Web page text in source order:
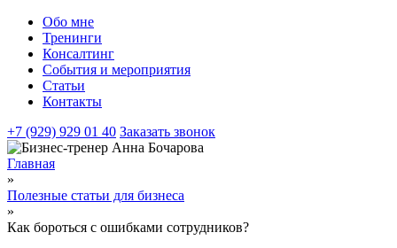
Обо мне
Тренинги
Консалтинг
События и мероприятия
Статьи
Контакты
+7 (929) 929 01 40 Заказать звонок
Главная
»
Полезные статьи для бизнеса
»
Как бороться с ошибками сотрудников?